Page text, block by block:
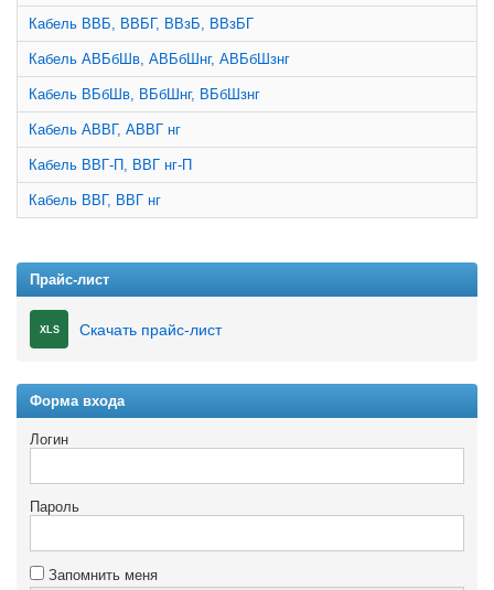
Кабель ВВБ, ВВБГ, ВВзБ, ВВзБГ
Кабель АВБбШв, АВБбШнг, АВБбШзнг
Кабель ВБбШв, ВБбШнг, ВБбШзнг
Кабель АВВГ, АВВГ нг
Кабель ВВГ-П, ВВГ нг-П
Кабель ВВГ, ВВГ нг
Прайс-лист
XLS Скачать прайс-лист
Форма входа
Логин
Пароль
Запомнить меня